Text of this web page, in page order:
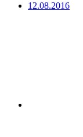
12.08.2016